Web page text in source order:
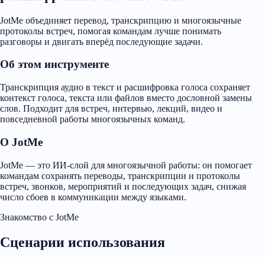
JotMe объединяет перевод, транскрипцию и многоязычные
протоколы встреч, помогая командам лучше понимать
разговоры и двигать вперёд последующие задачи.
Об этом инструменте
Транскрипция аудио в текст и расшифровка голоса сохраняет
контекст голоса, текста или файлов вместо дословной замены
слов. Подходит для встреч, интервью, лекций, видео и
повседневной работы многоязычных команд.
О JotMe
JotMe — это ИИ-слой для многоязычной работы: он помогает
командам сохранять переводы, транскрипции и протоколы
встреч, звонков, мероприятий и последующих задач, снижая
число сбоев в коммуникации между языками.
Знакомство с JotMe
Сценарии использования